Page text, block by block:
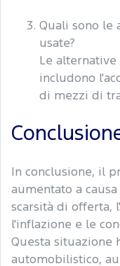
Quali sono le
usate?
Le alternative
includono
di mezzi di
In conclusione, il
aumentato a
scarsità di offerta,
l'inflazione e le
Questa situazione
automobilistico,